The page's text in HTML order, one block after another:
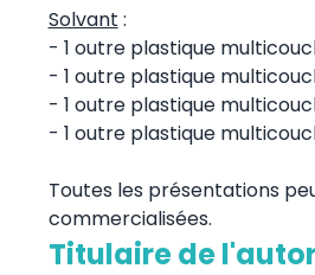
Solvant :
- 1 outre plastique
- 1 outre plastique
- 1 outre plastique
- 1 outre plastique
Toutes les présentations
commercialisées.
Titulaire de